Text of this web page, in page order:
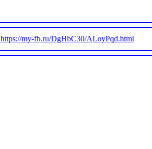
https://my-fb.ru/DgHbC30/ALoyPqd.html